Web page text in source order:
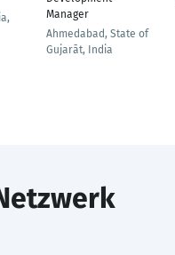
Manager
Ahmedabad, State of
Gujarāt, India